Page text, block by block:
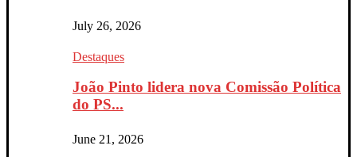
July 26, 2026
Destaques
João Pinto lidera nova Comissão Política
do PS...
June 21, 2026